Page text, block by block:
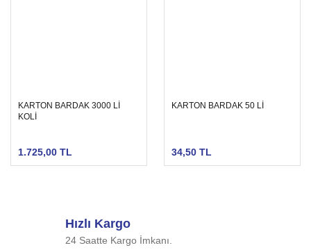
KARTON BARDAK 3000 Lİ
KOLİ
1.725,00 TL
KARTON BARDAK 50 Lİ
34,50 TL
Hızlı Kargo
24 Saatte Kargo İmkanı.